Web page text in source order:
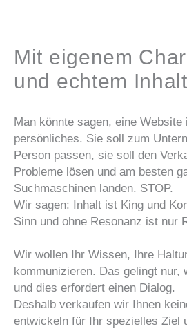
Mit eigenem
und echtem
Man könnte sagen, eine
persönliches. Sie soll zum
Person passen, sie soll den
Probleme lösen und am besten
Suchmaschinen landen. STOP.
Wir sagen: Inhalt ist King und
Sinn und ohne Resonanz ist nur
Wir wollen Ihr Wissen, Ihre
kommunizieren. Das gelingt nur,
und dies erfordert einen Dialog.
Deshalb verkaufen wir Ihnen
entwickeln für Ihr spezielles Ziel